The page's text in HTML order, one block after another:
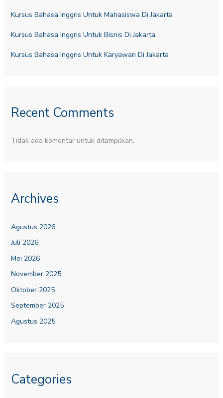
Kursus Bahasa Inggris Untuk Mahasiswa Di Jakarta
Kursus Bahasa Inggris Untuk Bisnis Di Jakarta
Kursus Bahasa Inggris Untuk Karyawan Di Jakarta
Recent Comments
Tidak ada komentar untuk ditampilkan.
Archives
Agustus 2026
Juli 2026
Mei 2026
November 2025
Oktober 2025
September 2025
Agustus 2025
Categories